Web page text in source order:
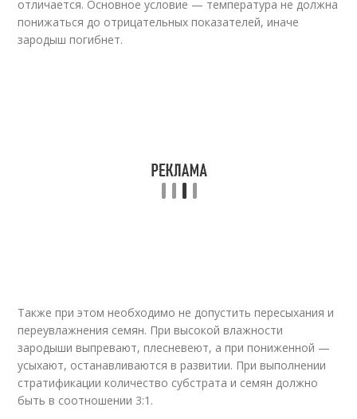
отличается. Основное условие — температура не должна
понижаться до отрицательных показателей, иначе
зародыш погибнет.
Также при этом необходимо не допустить пересыхания и
переувлажнения семян. При высокой влажности
зародыши выпревают, плесневеют, а при пониженной —
усыхают, останавливаются в развитии. При выполнении
стратификации количество субстрата и семян должно
быть в соотношении 3:1.